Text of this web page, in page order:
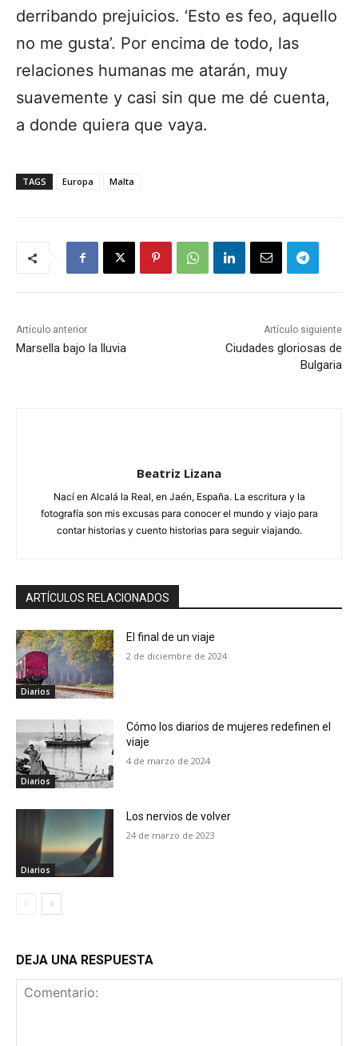
derribando prejuicios. ‘Esto es feo, aquello
no me gusta’. Por encima de todo, las
relaciones humanas me atarán, muy
suavemente y casi sin que me dé cuenta,
a donde quiera que vaya.
TAGS Europa Malta
Artículo anterior
Marsella bajo la lluvia
Artículo siguiente
Ciudades gloriosas de
Bulgaria
Beatriz Lizana
Nací en Alcalá la Real, en Jaén, España. La escritura y la
fotografía son mis excusas para conocer el mundo y viajo para
contar historias y cuento historias para seguir viajando.
ARTÍCULOS RELACIONADOS
Diarios
El final de un viaje
2 de diciembre de 2024
Diarios
Cómo los diarios de mujeres redefinen el
viaje
4 de marzo de 2024
Diarios
Los nervios de volver
24 de marzo de 2023
DEJA UNA RESPUESTA